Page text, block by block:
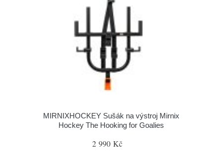
MIRNIXHOCKEY Sušák na výstroj Mirnix
Hockey The Hooking for Goalies
2 990 Kč